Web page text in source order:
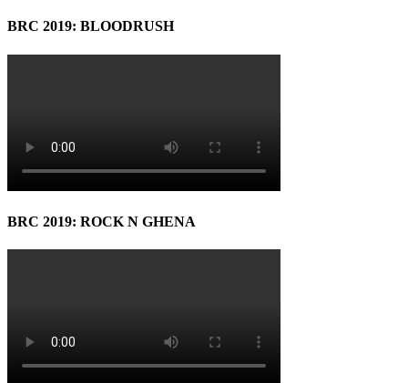
BRC 2019: BLOODRUSH
BRC 2019: ROCK N GHENA